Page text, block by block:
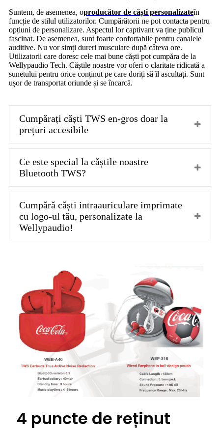
Suntem, de asemenea, oproducător de căști personalizateîn
funcție de stilul utilizatorilor. Cumpărătorii ne pot contacta pentru
opțiuni de personalizare. Aspectul lor captivant va ține publicul
fascinat. De asemenea, sunt foarte confortabile pentru canalele
auditive. Nu vor simți dureri musculare după câteva ore.
Utilizatorii care doresc cele mai bune căști pot cumpăra de la
Wellypaudio Tech. Căștile noastre vor oferi o claritate ridicată a
sunetului pentru orice conținut pe care doriți să îl ascultați. Sunt
ușor de transportat oriunde și se încarcă.
Cumpărați căști TWS en-gros doar la
prețuri accesibile
Ce este special la căștile noastre
Bluetooth TWS?
Cumpără căști intraauriculare imprimate
cu logo-ul tău, personalizate la
Wellypaudio!
4 puncte de reținut